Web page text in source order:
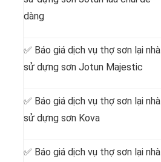
dàng
✅ Báo giá dịch vụ thợ sơn lại nhà
sử dựng sơn Jotun Majestic
✅ Báo giá dịch vụ thợ sơn lại nhà
sử dựng sơn Kova
✅ Báo giá dịch vụ thợ sơn lại nhà